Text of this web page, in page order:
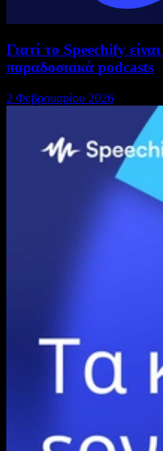
Γιατί το Speechify
παραδοσιακά podcasts
2 Φεβρουαρίου 2026